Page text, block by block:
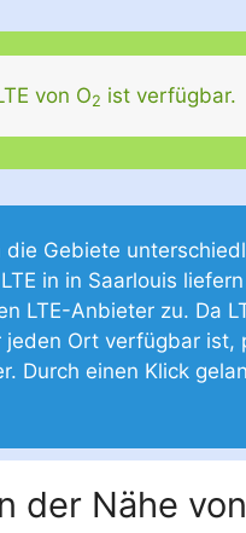
von O2 ist verfügbar.
Gebiete
in in Saarlouis
LTE-Anbieter zu. Da
Ort verfügbar
Durch einen Klick
der Nähe